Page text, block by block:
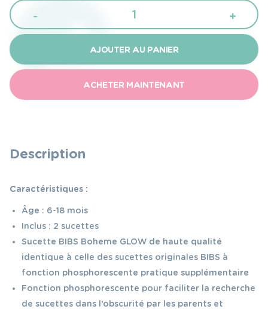
-
quantité
de
Bibs
sucette
bohème
6-
&
night
glow
latex
lot
de
+
AJOUTER AU PANIER
ACHETER MAINTENANT
Description
Caractéristiques :
Âge : 6-18 mois
Inclus : 2 sucettes
Sucette BIBS Boheme GLOW de haute qualité
identique à celle des sucettes originales BIBS à
fonction phosphorescente pratique supplémentaire
Fonction phosphorescente pour faciliter la recherche
de sucettes dans l’obscurité par les parents et